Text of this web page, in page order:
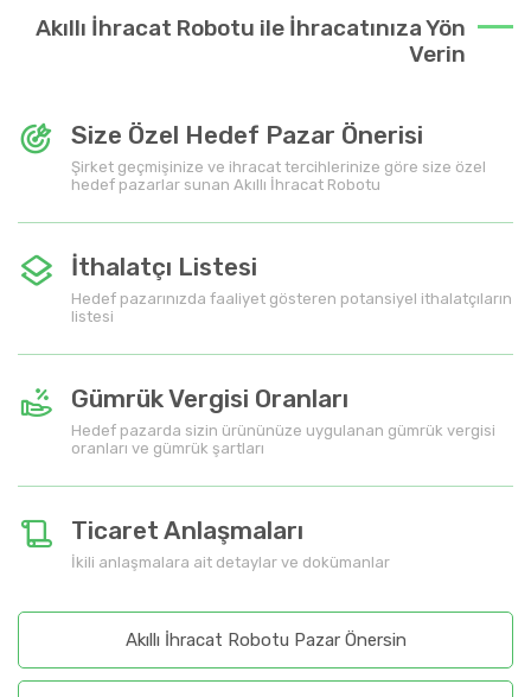
Akıllı İhracat Robotu ile İhracatınıza Yön
Verin
Size Özel Hedef Pazar Önerisi
Şirket geçmişinize ve ihracat tercihlerinize göre size özel
hedef pazarlar sunan Akıllı İhracat Robotu
İthalatçı Listesi
Hedef pazarınızda faaliyet gösteren potansiyel ithalatçıların
listesi
Gümrük Vergisi Oranları
Hedef pazarda sizin ürününüze uygulanan gümrük vergisi
oranları ve gümrük şartları
Ticaret Anlaşmaları
İkili anlaşmalara ait detaylar ve dokümanlar
Akıllı İhracat Robotu Pazar Önersin